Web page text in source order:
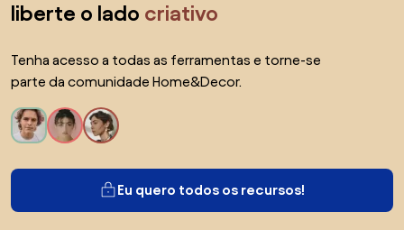
liberte o lado criativo
Tenha acesso a todas as ferramentas e torne-se
parte da comunidade Home&Decor.
Eu quero todos os recursos!